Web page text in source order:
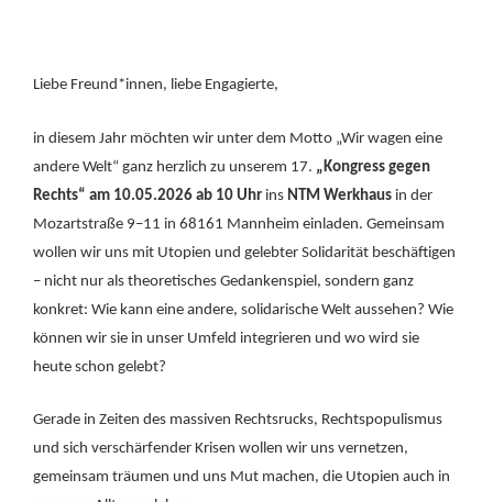
Liebe Freund*innen, liebe Engagierte,
in diesem Jahr möchten wir unter dem Motto „Wir wagen eine
andere Welt“ ganz herzlich zu unserem 17. „Kongress gegen
Rechts“ am 10.05.2026 ab 10 Uhr ins NTM Werkhaus in der
Mozartstraße 9–11 in 68161 Mannheim einladen. Gemeinsam
wollen wir uns mit Utopien und gelebter Solidarität beschäftigen
– nicht nur als theoretisches Gedankenspiel, sondern ganz
konkret: Wie kann eine andere, solidarische Welt aussehen? Wie
können wir sie in unser Umfeld integrieren und wo wird sie
heute schon gelebt?
Gerade in Zeiten des massiven Rechtsrucks, Rechtspopulismus
und sich verschärfender Krisen wollen wir uns vernetzen,
gemeinsam träumen und uns Mut machen, die Utopien auch in